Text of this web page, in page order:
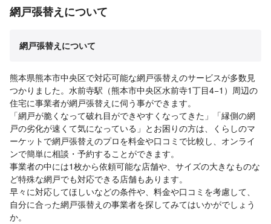
網戸張替えについて
網戸張替えについて
熊本県熊本市中央区で対応可能な網戸張替えのサービスが多数見
つかりました。水前寺駅（熊本市中央区水前寺1丁目4−1）周辺の
住宅に事業者が網戸張替えに伺う事ができます。
「網戸が脆くなって破れ目ができやすくなってきた」「縁側の網
戸の劣化が速くて気になっている」とお困りの方は、くらしのマ
ーケットで網戸張替えのプロを料金や口コミで比較し、オンライ
ンで簡単に相談・予約することができます。
事業者の中には1枚から依頼可能な店舗や、サイズの大きなものな
ど特殊な網戸でも対応できる店舗もあります。
早々に対応してほしいなどの条件や、料金や口コミを考慮して、
自分に合った網戸張替えの事業者を探してみてはいかがでしょう
か。